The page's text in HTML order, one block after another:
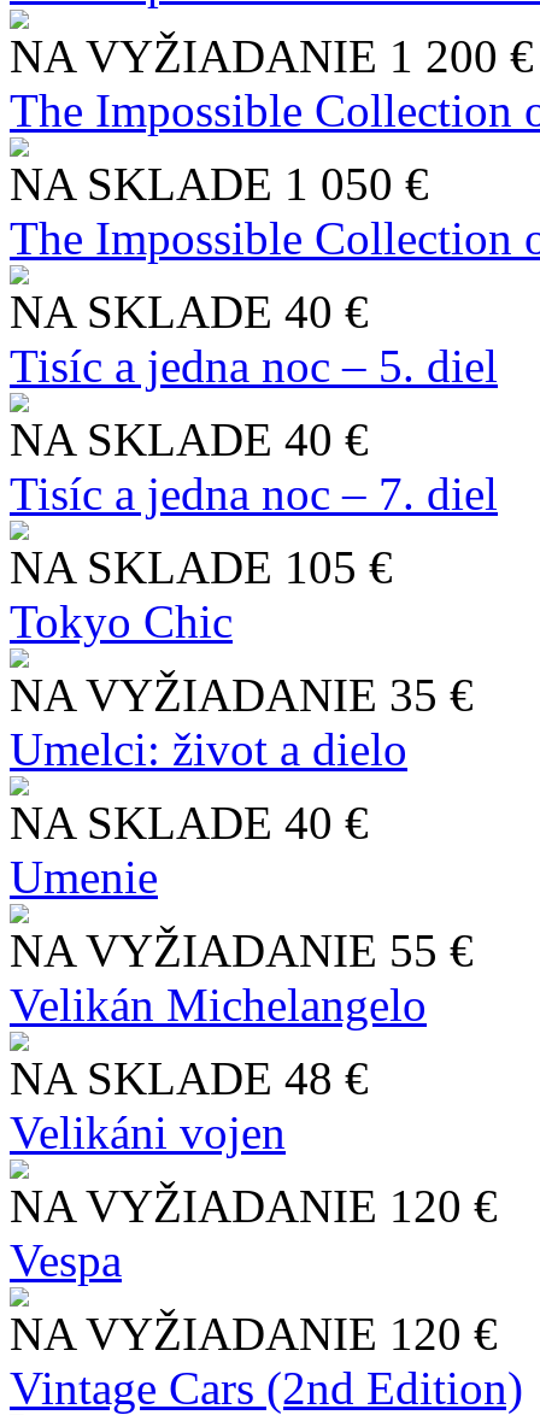
NA VYŽIADANIE 1 200 €
The Impossible Collection
NA SKLADE 1 050 €
The Impossible Collection
NA SKLADE 40 €
Tisíc a jedna noc – 5. diel
NA SKLADE 40 €
Tisíc a jedna noc – 7. diel
NA SKLADE 105 €
Tokyo Chic
NA VYŽIADANIE 35 €
Umelci: život a dielo
NA SKLADE 40 €
Umenie
NA VYŽIADANIE 55 €
Velikán Michelangelo
NA SKLADE 48 €
Velikáni vojen
NA VYŽIADANIE 120 €
Vespa
NA VYŽIADANIE 120 €
Vintage Cars (2nd Edition)